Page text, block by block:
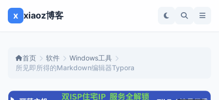
x xiaoz博客
首页 软件
Windows工具
所见即所得的Markdown编辑器Typora